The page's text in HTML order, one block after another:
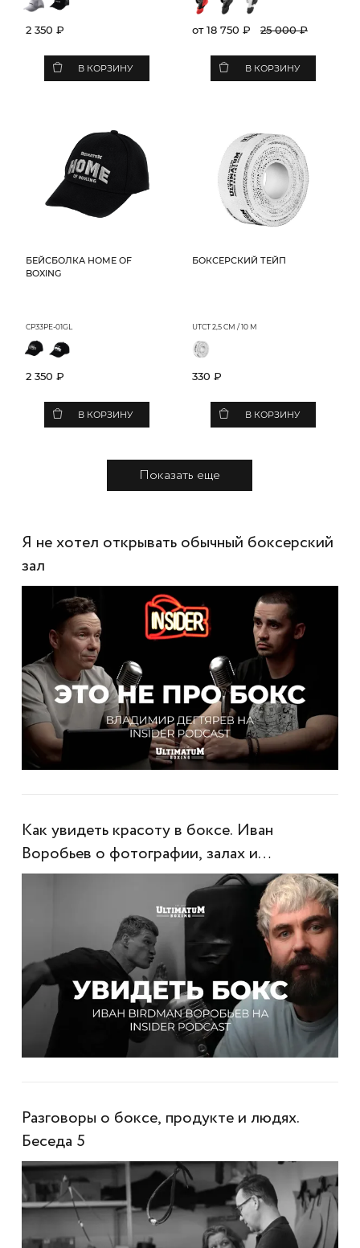
2 350 ₽
В КОРЗИНУ
от 18 750 ₽ 25 000 ₽
В КОРЗИНУ
БЕЙСБОЛКА HOME OF
BOXING
CP33PE-01GL
2 350 ₽
В КОРЗИНУ
БОКСЕРСКИЙ ТЕЙП
UTCT 2,5 CM / 10 M
330 ₽
В КОРЗИНУ
Показать еще
Я не хотел открывать обычный боксерский
зал
Как увидеть красоту в боксе. Иван
Воробьев о фотографии, залах и
настоящем контенте
Разговоры о боксе, продукте и людях.
Беседа 5